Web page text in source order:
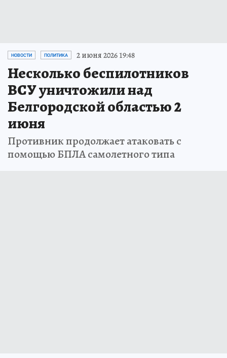
НОВОСТИ ПОЛИТИКА 2 июня 2026 19:48
Несколько беспилотников
ВСУ уничтожили над
Белгородской областью 2
июня
Противник продолжает атаковать с
помощью БПЛА самолетного типа